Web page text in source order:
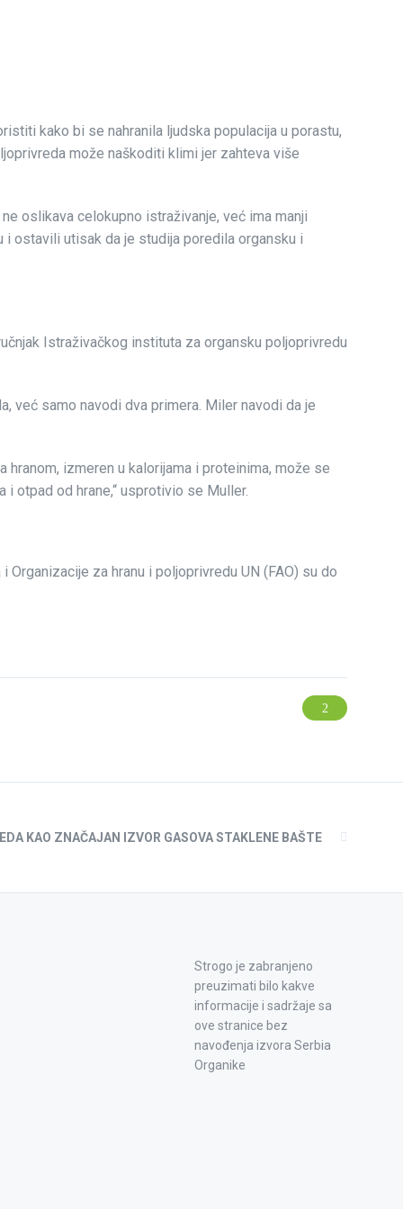
kako bi se nahranila ljudska populacija u porastu,
može naškoditi klimi jer zahteva više
oslikava celokupno istraživanje, već ima manji
ostavili utisak da je studija poredila organsku i
Istraživačkog instituta za organsku poljoprivredu
već samo navodi dva primera. Miler navodi da je
izmeren u kalorijama i proteinima, može se
otpad od hrane,“ usprotivio se Muller.
za hranu i poljoprivredu UN (FAO) su do
KAO ZNAČAJAN IZVOR GASOVA STAKLENE BAŠTE
Strogo je zabranjeno
preuzimati bilo kakve
informacije i sadržaje sa
ove stranice bez
navođenja izvora Serbia
Organike